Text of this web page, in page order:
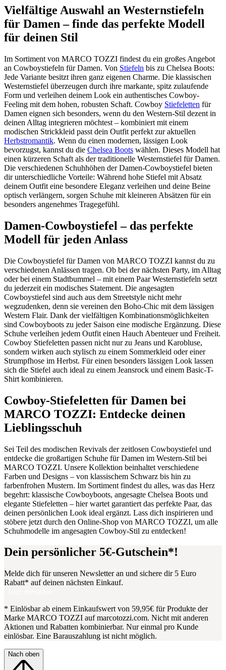
Vielfältige Auswahl an Westernstiefeln
für Damen – finde das perfekte Modell
für deinen Stil
Im Sortiment von MARCO TOZZI findest du ein großes Angebot
an Cowboystiefeln für Damen. Von Stiefeln bis zu Chelsea Boots:
Jede Variante besitzt ihren ganz eigenen Charme. Die klassischen
Westernstiefel überzeugen durch ihre markante, spitz zulaufende
Form und verleihen deinem Look ein authentisches Cowboy-
Feeling mit dem hohen, robusten Schaft. Cowboy Stiefeletten für
Damen eignen sich besonders, wenn du den Western-Stil dezent in
deinen Alltag integrieren möchtest – kombiniert mit einem
modischen Strickkleid passt dein Outfit perfekt zur aktuellen
Herbstromantik. Wenn du einen modernen, lässigen Look
bevorzugst, kannst du die Chelsea Boots wählen. Dieses Modell hat
einen kürzeren Schaft als der traditionelle Westernstiefel für Damen.
Die verschiedenen Schuhhöhen der Damen-Cowboystiefel bieten
dir unterschiedliche Vorteile: Während hohe Stiefel mit Absatz
deinem Outfit eine besondere Eleganz verleihen und deine Beine
optisch verlängern, sorgen Schuhe mit kleineren Absätzen für ein
besonders angenehmes Tragegefühl.
Damen-Cowboystiefel – das perfekte
Modell für jeden Anlass
Die Cowboystiefel für Damen von MARCO TOZZI kannst du zu
verschiedenen Anlässen tragen. Ob bei der nächsten Party, im Alltag
oder bei einem Stadtbummel – mit einem Paar Westernstiefeln setzt
du jederzeit ein modisches Statement. Die angesagten
Cowboystiefel sind auch aus dem Streetstyle nicht mehr
wegzudenken, denn sie vereinen den Boho-Chic mit dem lässigen
Western Flair. Dank der vielfältigen Kombinationsmöglichkeiten
sind Cowboyboots zu jeder Saison eine modische Ergänzung. Diese
Schuhe verleihen jedem Outfit einen Hauch Abenteuer und Freiheit.
Cowboy Stiefeletten passen nicht nur zu Jeans und Karobluse,
sondern wirken auch stylisch zu einem Sommerkleid oder einer
Strumpfhose im Herbst. Für einen besonders lässigen Look lassen
sich die Stiefel auch ideal zu einem Jeansrock und einem Basic-T-
Shirt kombinieren.
Cowboy-Stiefeletten für Damen bei
MARCO TOZZI: Entdecke deinen
Lieblingsschuh
Sei Teil des modischen Revivals der zeitlosen Cowboystiefel und
entdecke die großartigen Schuhe für Damen im Western-Stil bei
MARCO TOZZI. Unsere Kollektion beinhaltet verschiedene
Farben und Designs – von klassischem Schwarz bis hin zu
farbenfrohen Mustern. Im Sortiment findest du alles, was das Herz
begehrt: klassische Cowboyboots, angesagte Chelsea Boots und
elegante Stiefeletten – hier wartet garantiert das perfekte Paar, das
deinen persönlichen Look ideal ergänzt. Lass dich inspirieren und
stöbere jetzt durch den Online-Shop von MARCO TOZZI, um alle
Schuhmodelle im angesagten Cowboy-Stil zu entdecken!
Dein persönlicher 5€-Gutschein*!
Melde dich für unseren Newsletter an und sichere dir 5 Euro
Rabatt* auf deinen nächsten Einkauf.
* Einlösbar ab einem Einkaufswert von 59,95€ für Produkte der
Marke MARCO TOZZI auf marcotozzi.com. Nicht mit anderen
Aktionen und Rabatten kombinierbar. Nur einmal pro Kunde
einlösbar. Eine Barauszahlung ist nicht möglich.
Nach oben